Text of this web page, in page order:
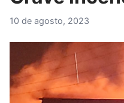
10 de agosto, 2023